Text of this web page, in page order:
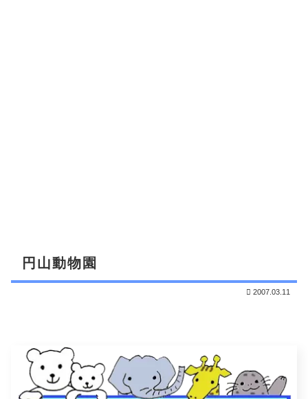
円山動物園
2007.03.11